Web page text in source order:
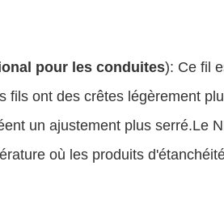
pour les conduites): Ce fil
fils ont des crêtes légèrement
un ajustement plus serré.Le
où les produits